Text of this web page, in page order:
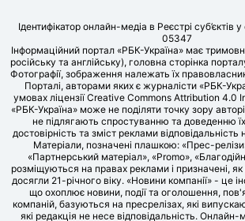
Ідентифікатор онлайн-медіа в Реєстрі
05347
Інформаційний портал «РБК-Україна» має
російську та англійську), головна сторінка
Фотографії, зображення належать їх
Порталі, авторами яких є журналісти «РБК-
умовах ліцензії Creative Commons Attribution 4.0
«РБК-Україна» може не поділяти точку зору
не підлягають спростуванню та доведенню
достовірність та зміст реклами
Матеріали, позначені плашкою: «Прес-
«Партнерський матеріал», «Promo»,
розміщуються на правах реклами і призначені, як
досягли 21-річного віку. «Новини компанії» - це
що охоплює новини, події та оголошення,
компаній, базуються на пресрелізах, які
які редакція не несе відповідальність. Онлайн-